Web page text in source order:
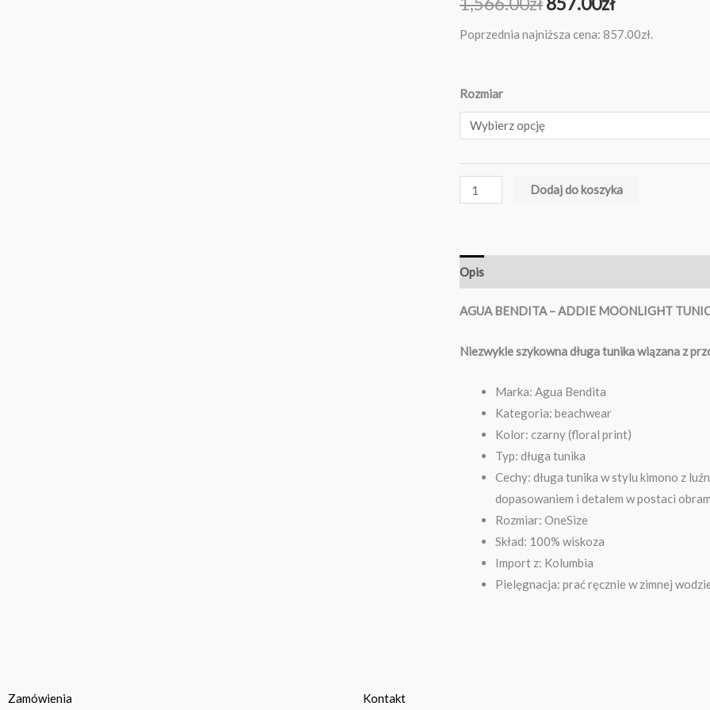
cena
cena
Poprzednia najniższa cena: 857.00zł.
Rozmiar
ilość
Addie
Moonlight
Dodaj do koszyka
Opis
AGUA BENDITA – ADDIE MOONLIGHT
Niezwykle szykowna długa tunika wiązana z
Marka: Agua Bendita
Kategoria: beachwear
Kolor: czarny (floral print)
Typ: długa tunika
Cechy: długa tunika w stylu kimono z
dopasowaniem i detalem w postaci
Rozmiar: OneSize
Skład: 100% wiskoza
Import z: Kolumbia
Pielęgnacja: prać ręcznie w zimnej
Zamówienia Kontakt